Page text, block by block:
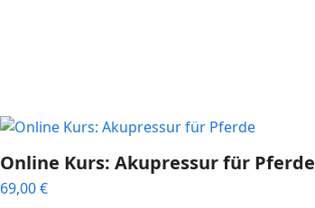
Online Kurs: Akupressur für Pferde
69,00€